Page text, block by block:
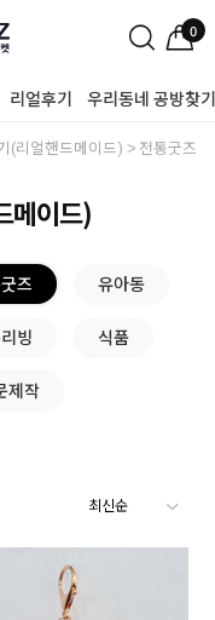
0
리얼후기 우리동네 공방찾기
(리얼핸드메이드) 전통굿즈
메이드)
즈 유아동
빙 식품
제작